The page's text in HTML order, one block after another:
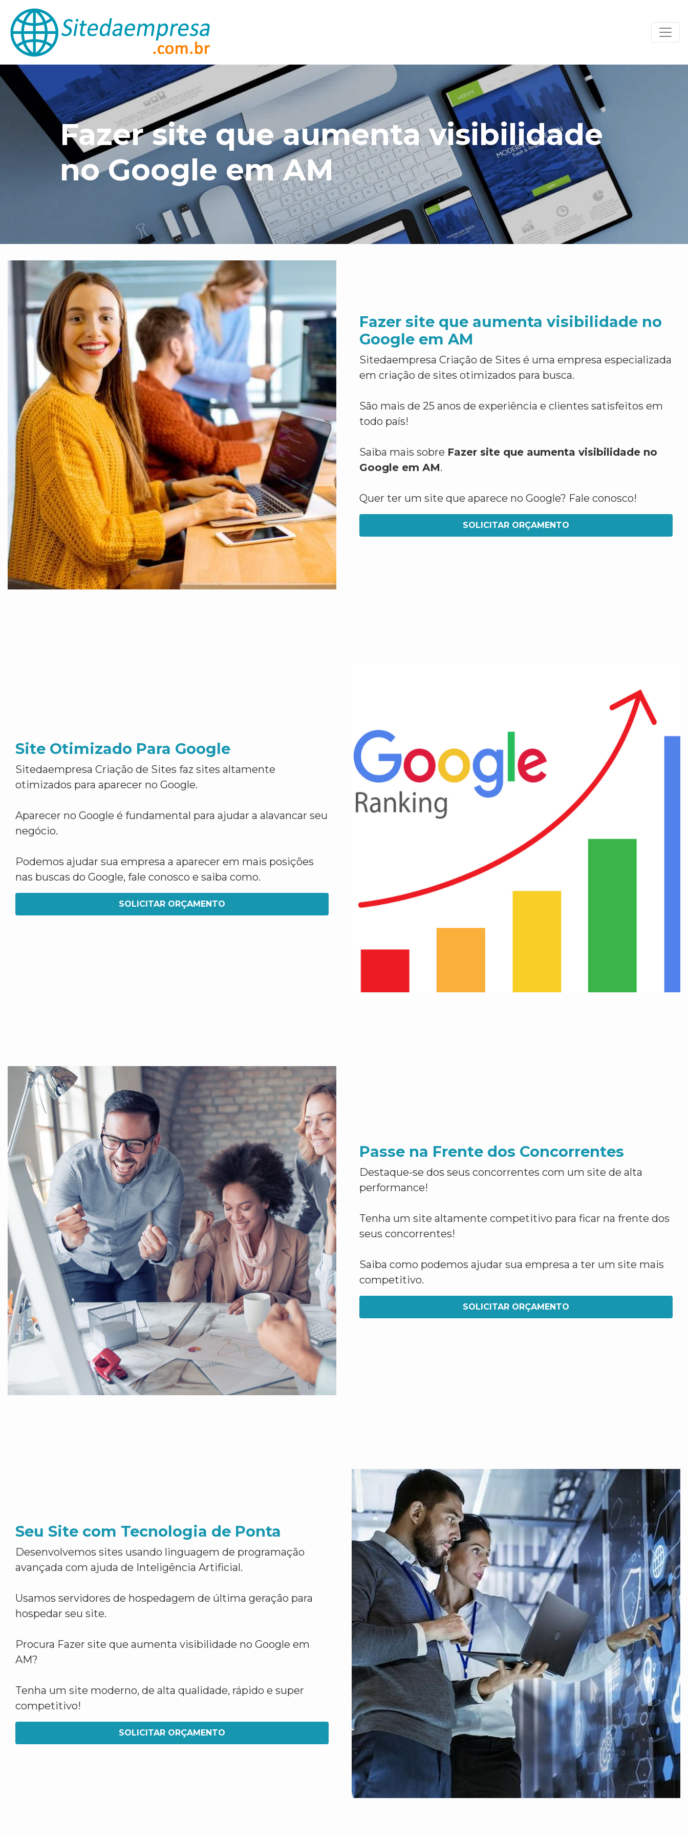
Fazer site que aumenta visibilidade
no Google em AM
Fazer site que aumenta visibilidade no
Google em AM
Sitedaempresa Criação de Sites é uma empresa especializada
em criação de sites otimizados para busca.
São mais de 25 anos de experiência e clientes satisfeitos em
todo país!
Saiba mais sobre Fazer site que aumenta visibilidade no
Google em AM.
Quer ter um site que aparece no Google? Fale conosco!
SOLICITAR ORÇAMENTO
Site Otimizado Para Google
Sitedaempresa Criação de Sites faz sites altamente
otimizados para aparecer no Google.
Aparecer no Google é fundamental para ajudar a alavancar seu
negócio.
Podemos ajudar sua empresa a aparecer em mais posições
nas buscas do Google, fale conosco e saiba como.
SOLICITAR ORÇAMENTO
Passe na Frente dos Concorrentes
Destaque-se dos seus concorrentes com um site de alta
performance!
Tenha um site altamente competitivo para ficar na frente dos
seus concorrentes!
Saiba como podemos ajudar sua empresa a ter um site mais
competitivo.
SOLICITAR ORÇAMENTO
Seu Site com Tecnologia de Ponta
Desenvolvemos sites usando linguagem de programação
avançada com ajuda de Inteligência Artificial.
Usamos servidores de hospedagem de última geração para
hospedar seu site.
Procura Fazer site que aumenta visibilidade no Google em
AM?
Tenha um site moderno, de alta qualidade, rápido e super
competitivo!
SOLICITAR ORÇAMENTO